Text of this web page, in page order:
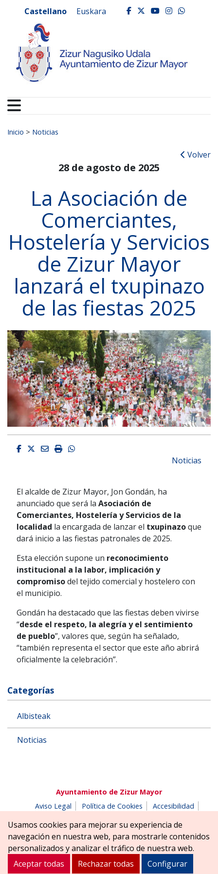
Ayuntamiento de
Castellano Euskara facebook
twitter
youtube
Buscar:
Inicio > Noticias
Volver
28 de agosto de 2025
La Asociación de
Comerciantes,
Hostelería y Servicios
de Zizur Mayor
lanzará el txupinazo
de las fiestas 2025
Facebook
Twitter
EmailImprimirWhatsapp
Noticias
El alcalde de Zizur Mayor, Jon Gondán, ha
anunciado que será la Asociación de
Comerciantes, Hostelería y Servicios de la
localidad la encargada de lanzar el txupinazoque
dará inicio a las fiestas patronales de 2025.
Esta elección supone un reconocimiento
institucional a la labor, implicación y
compromisodel tejido comercial y hostelero con
el municipio.
Gondán ha destacado que las fiestas deben vivirse
“desde el respeto, la alegría y el sentimiento
de pueblo”, valores que, según ha señalado,
“también representa el sector que este año abrirá
oficialmente la celebración”.
Categorías
Albisteak
Noticias
Ayuntamiento de Zizur Mayor
Aviso Legal
Política de Cookies
Accesibilidad
Parque Erreniega parkea, s/n | 31180 Zizur Mayor-Zizur
Nagusia (NAVARRA-NAFARROA)
Tel. 948 181900
ayuntamiento@zizurmayor.es
Usamos cookies para mejorar su experiencia de
navegación en nuestra web, para mostrarle contenidos
personalizados y analizar el tráfico de nuestra web.
Aceptar todas
Rechazar todas Configurar